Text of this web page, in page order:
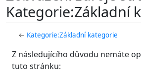
Kategorie:Základní
← Kategorie:Základní kategorie
Z následujícího důvodu nemáte
tuto stránku: